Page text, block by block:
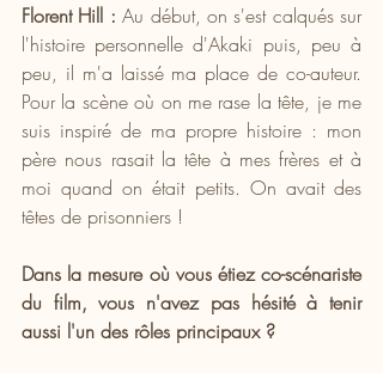
Florent Hill : Au début, on s'est calqués sur
l'histoire personnelle d'Akaki puis, peu à
peu, il m'a laissé ma place de co-auteur.
Pour la scène où on me rase la tête, je me
suis inspiré de ma propre histoire : mon
père nous rasait la tête à mes frères et à
moi quand on était petits. On avait des
têtes de prisonniers !
Dans la mesure où vous étiez co-scénariste
du film, vous n'avez pas hésité à tenir
aussi l'un des rôles principaux ?